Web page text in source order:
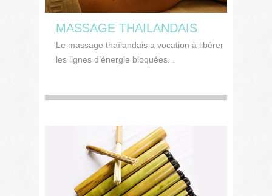
MASSAGE THAILANDAIS
Le massage thaïlandais a vocation à libérer
les lignes d’énergie bloquées. .